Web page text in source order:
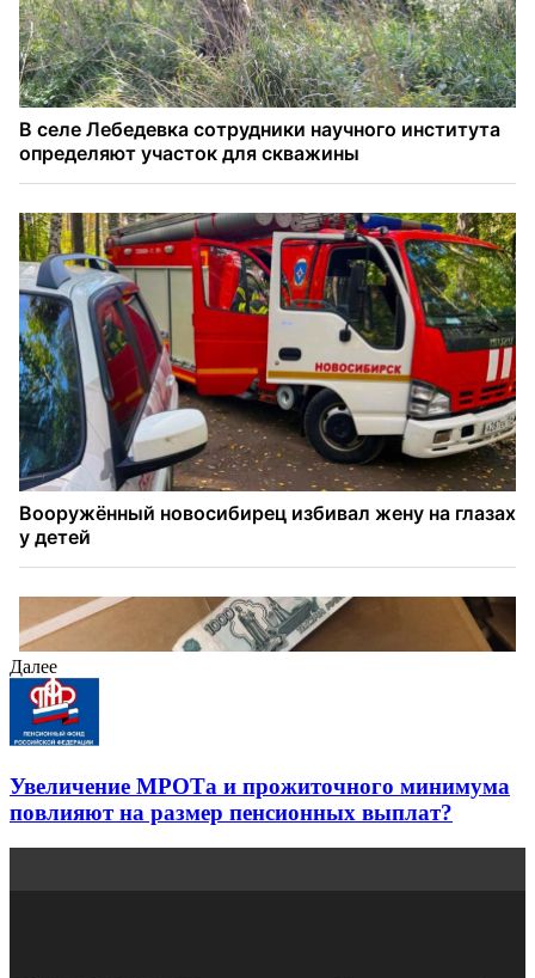
Далее
Увеличение МРОТа и прожиточного минимума
повлияют на размер пенсионных выплат?